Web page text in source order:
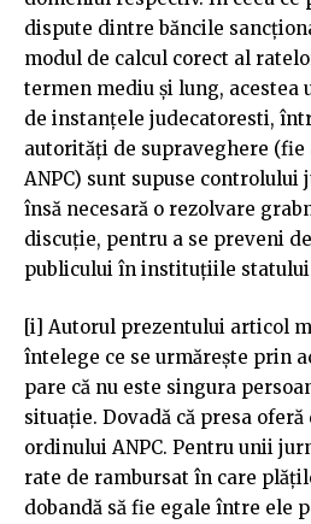
dispute dintre băncile
modul de calcul corect al
termen mediu și lung, acestea
de instanțele judecatoresti,
autorități de supraveghere (fie
ANPC) sunt supuse controlului
însă necesară o rezolvare
discuție, pentru a se preveni
publicului în instituțiile statului
[i] Autorul prezentului articol
întelege ce se urmărește prin
pare că nu este singura
situație. Dovadă că presa
ordinului ANPC. Pentru unii
rate de rambursat în care
dobandă să fie egale între ele